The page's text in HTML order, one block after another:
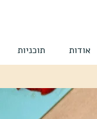
אודות תוכניות